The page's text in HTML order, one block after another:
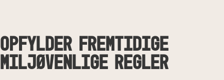
Opfylder fremtidige
miljøvenlige regler